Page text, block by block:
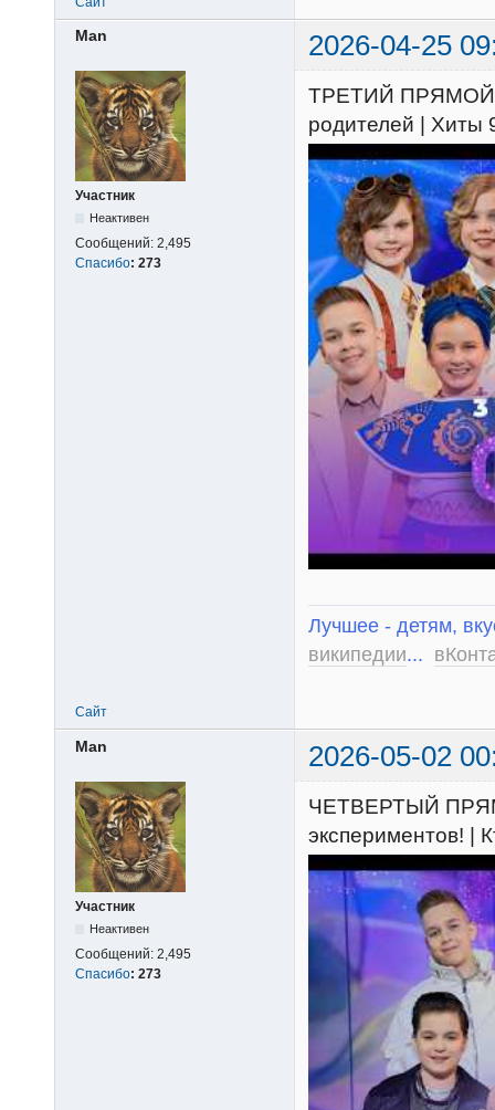
Man 2026-04-25
Участник
Неактивен
Сообщений: 2,495
Спасибо: 273
ТРЕТИЙ ПРЯМОЙ
родителей | Хиты
Лучшее - детям,
википедии...
Сайт
Man 2026-05-02
Участник
Неактивен
Сообщений: 2,495
Спасибо: 273
ЧЕТВЕРТЫЙ
экспериментов! |